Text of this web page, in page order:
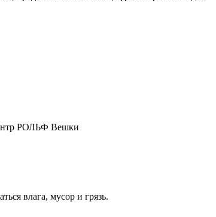
РОЛЬФ Вешки
влага, мусор и грязь.